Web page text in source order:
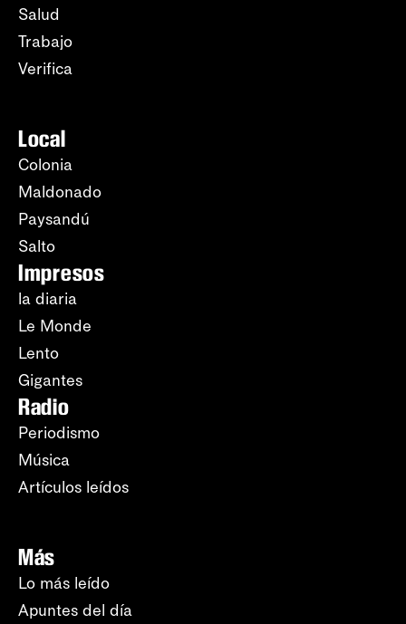
Salud
Trabajo
Verifica
Local
Colonia
Maldonado
Paysandú
Salto
Impresos
la diaria
Le Monde
Lento
Gigantes
Radio
Periodismo
Música
Artículos leídos
Más
Lo más leído
Apuntes del día